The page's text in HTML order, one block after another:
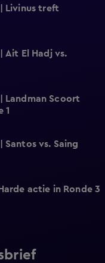
| Livinus treft
| Ait El Hadj vs.
| Landman Scoort
1
Santos vs. Saing
actie in Ronde 3